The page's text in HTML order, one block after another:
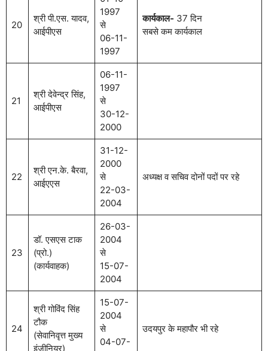
20
श्री पी.एस. यादव,
आईपीएस
1997
से
06-11-
1997
कार्यकाल- 37 दिन
सबसे कम कार्यकाल
21
श्री देवेन्द्र सिंह,
आईपीएस
06-11-
1997
से
30-12-
2000
22
श्री एन.के. बैरवा,
आईएएस
31-12-
2000
से
22-03-
2004
अध्यक्ष व सचिव दोनों पदों पर रहे
23
डॉ. एसएस टाक
(प्रो.)
(कार्यवाहक)
26-03-
2004
से
15-07-
2004
24
श्री गोविंद सिंह
टौक
(सेवानिवृत्त मुख्य
इंजीनियर)
15-07-
2004
से
04-07-
उदयपुर के महापौर भी रहे